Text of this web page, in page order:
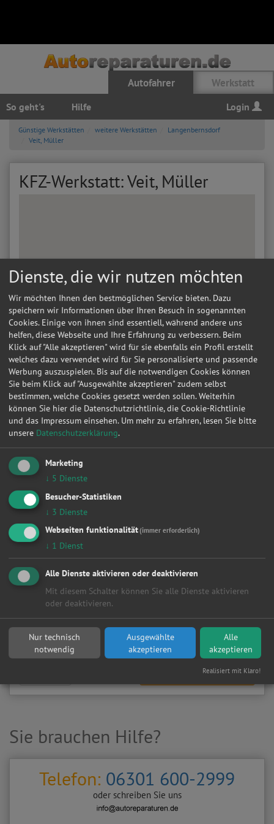
Autofahrer Werkstatt
So geht's Hilfe Login
Günstige Werkstätten weitere Werkstätten
Langenbernsdorf
Veit, Müller
KFZ-Werkstatt: Veit, Müller
Kontakt
Veit, Müller
Hauptstr. 119
Langenbernsdorf
Autowerkstatt
Kundenanfragen erhalten?
▶ Werkstatt aktivieren
eine kostenlose und unverbindliche Reparaturanfrage
stellen?
Werkstattanfrage stellen
Sie brauchen Hilfe?
Telefon: 06301 600-2999
oder schreiben Sie uns
Dienste, die wir nutzen möchten
Wir möchten Ihnen den bestmöglichen Service bieten. Dazu
speichern wir Informationen über Ihren Besuch in sogenannten
Cookies. Einige von ihnen sind essentiell, während andere uns
helfen, diese Webseite und Ihre Erfahrung zu verbessern. Beim
Klick auf "Alle akzeptieren" wird für sie ebenfalls ein Profil erstellt
welches dazu verwendet wird für Sie personalisierte und passende
Werbung auszuspielen. Bis auf die notwendigen Cookies können
Sie beim Klick auf "Ausgewählte akzeptieren" zudem selbst
bestimmen, welche Cookies gesetzt werden sollen. Weiterhin
können Sie hier die Datenschutzrichtlinie, die Cookie-Richtlinie
und das Impressum einsehen. Um mehr zu erfahren, lesen Sie bitte
unsere Datenschutzerklärung.
Marketing
↓ 5 Dienste
Besucher-Statistiken
↓ 3 Dienste
Webseiten funktionalität(immer erforderlich)
↓ 1 Dienst
Alle Dienste aktivieren oder deaktivieren
Mit diesem Schalter können Sie alle Dienste aktivieren
oder deaktivieren.
Nur technisch
notwendig
Ausgewählte
akzeptieren
Alle
akzeptieren
Realisiert mit Klaro!